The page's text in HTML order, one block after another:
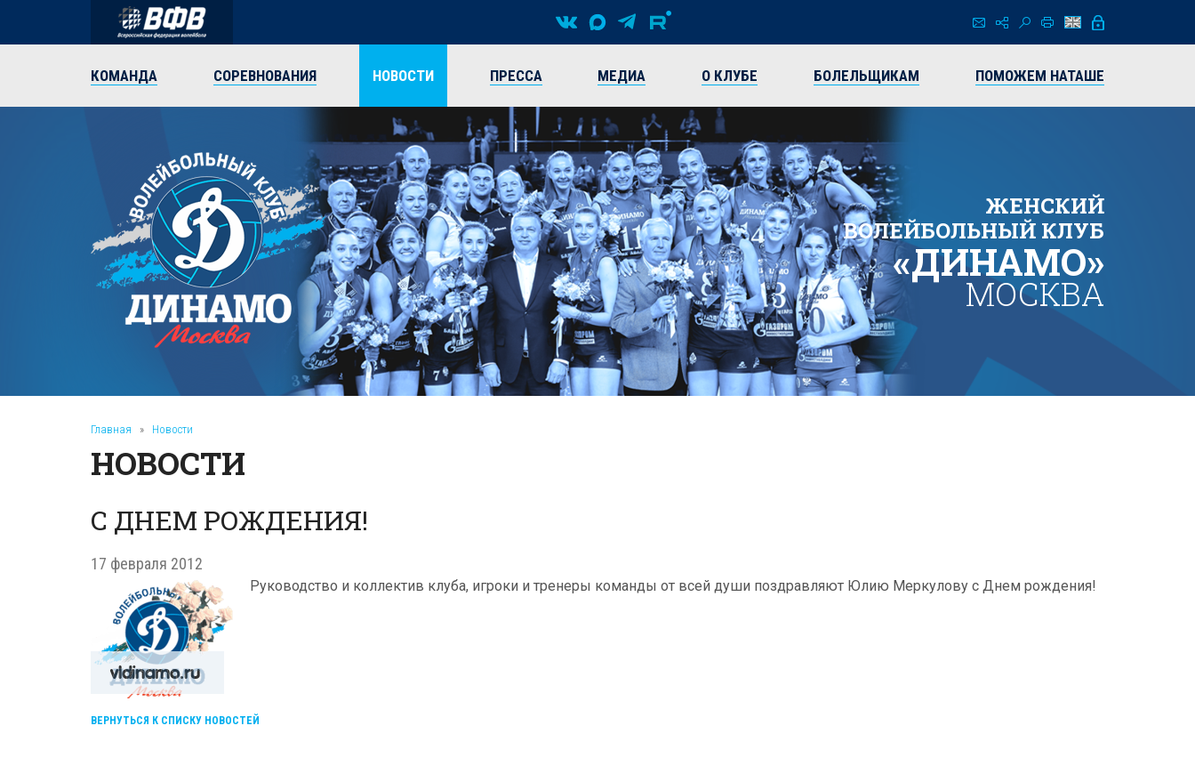
КОМАНДА СОРЕВНОВАНИЯ НОВОСТИ ПРЕССА МЕДИА О КЛУБЕ БОЛЕЛЬЩИКАМ ПОМОЖЕМ НАТАШЕ
ЖЕНСКИЙ
ВОЛЕЙБОЛЬНЫЙ КЛУБ
«ДИНАМО»
МОСКВА
Главная » Новости
НОВОСТИ
С ДНЕМ РОЖДЕНИЯ!
17 февраля 2012
Руководство и коллектив клуба, игроки и тренеры команды от всей души поздравляют Юлию Меркулову с Днем рождения!
ВЕРНУТЬСЯ К СПИСКУ НОВОСТЕЙ